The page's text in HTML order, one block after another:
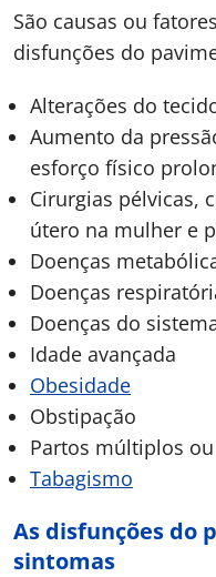
São causas ou
disfunções do
Alterações do
Aumento da
esforço físico
Cirurgias pélvicas,
útero na mulher e
Doenças
Doenças
Doenças do
Idade avançada
Obesidade
Obstipação
Partos múltiplos
Tabagismo
As disfunções do
sintomas